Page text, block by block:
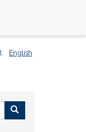
English